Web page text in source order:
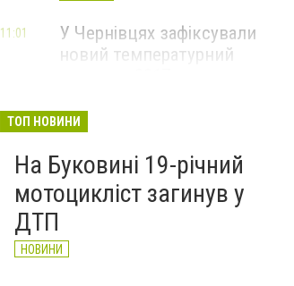
У Чернівцях зафіксували
новий температурний
11:01
області обмежили рух
великовагового транспорту
НОВИНИ
ТОП НОВИНИ
На Буковині 19-річний
мотоцикліст загинув у
ДТП
НОВИНИ